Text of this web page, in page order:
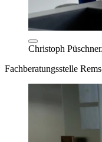
Christoph
Fachberatungsstelle